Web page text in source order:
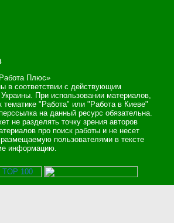
Плюс»
в соответствии с действующим
При использовании материалов,
тематике "Работа" или "Работа в Киеве"
на данный ресурс обязательна.
не разделять точку зрения авторов
про поиск работы и не несет
размещаемую пользователями в тексте
информацию.